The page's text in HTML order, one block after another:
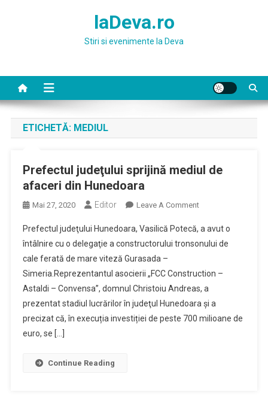
laDeva.ro
Stiri si evenimente la Deva
ETICHETĂ: MEDIUL
Prefectul judeţului sprijină mediul de
afaceri din Hunedoara
Mai 27, 2020 Editor Leave A CommentOn
Judeţului
Sprijină
De
Afaceri
Din
Hunedoara
Prefectul judeţului Hunedoara, Vasilică Potecă, a avut o
întâlnire cu o delegaţie a constructorului tronsonului de
cale ferată de mare viteză Gurasada –
Simeria.Reprezentantul asocierii „FCC Construction –
Astaldi – Convensa”, domnul Christoiu Andreas, a
prezentat stadiul lucrărilor în judeţul Hunedoara şi a
precizat că, în execuția investiției de peste 700 milioane de
euro, se […]
Continue Reading